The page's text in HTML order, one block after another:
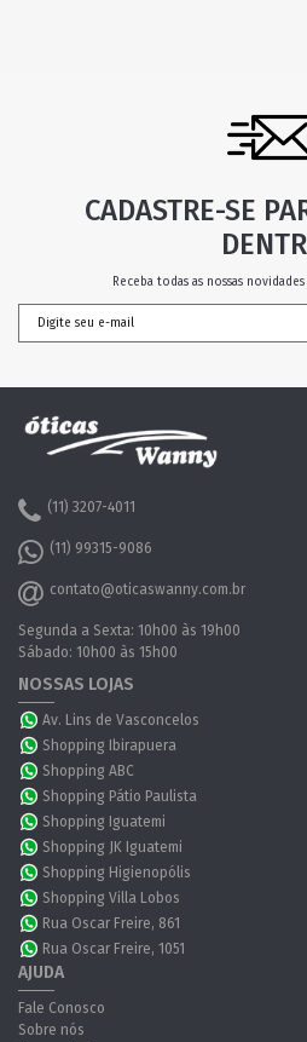
CADASTRE-SE
Receba todas as nossas
(11) 3207-4011
(11) 99315-9086
contato@oticaswanny.com.br
Segunda a Sexta: 10h00 às 19h00
Sábado: 10h00 às 15h00
NOSSAS LOJAS
Av. Lins de Vasconcelos
Shopping Ibirapuera
Shopping ABC
Shopping Pátio Paulista
Shopping Iguatemi
Shopping JK Iguatemi
Shopping Higienopólis
Shopping Villa Lobos
Rua Oscar Freire, 861
Rua Oscar Freire, 1051
AJUDA
Fale Conosco
Sobre nós